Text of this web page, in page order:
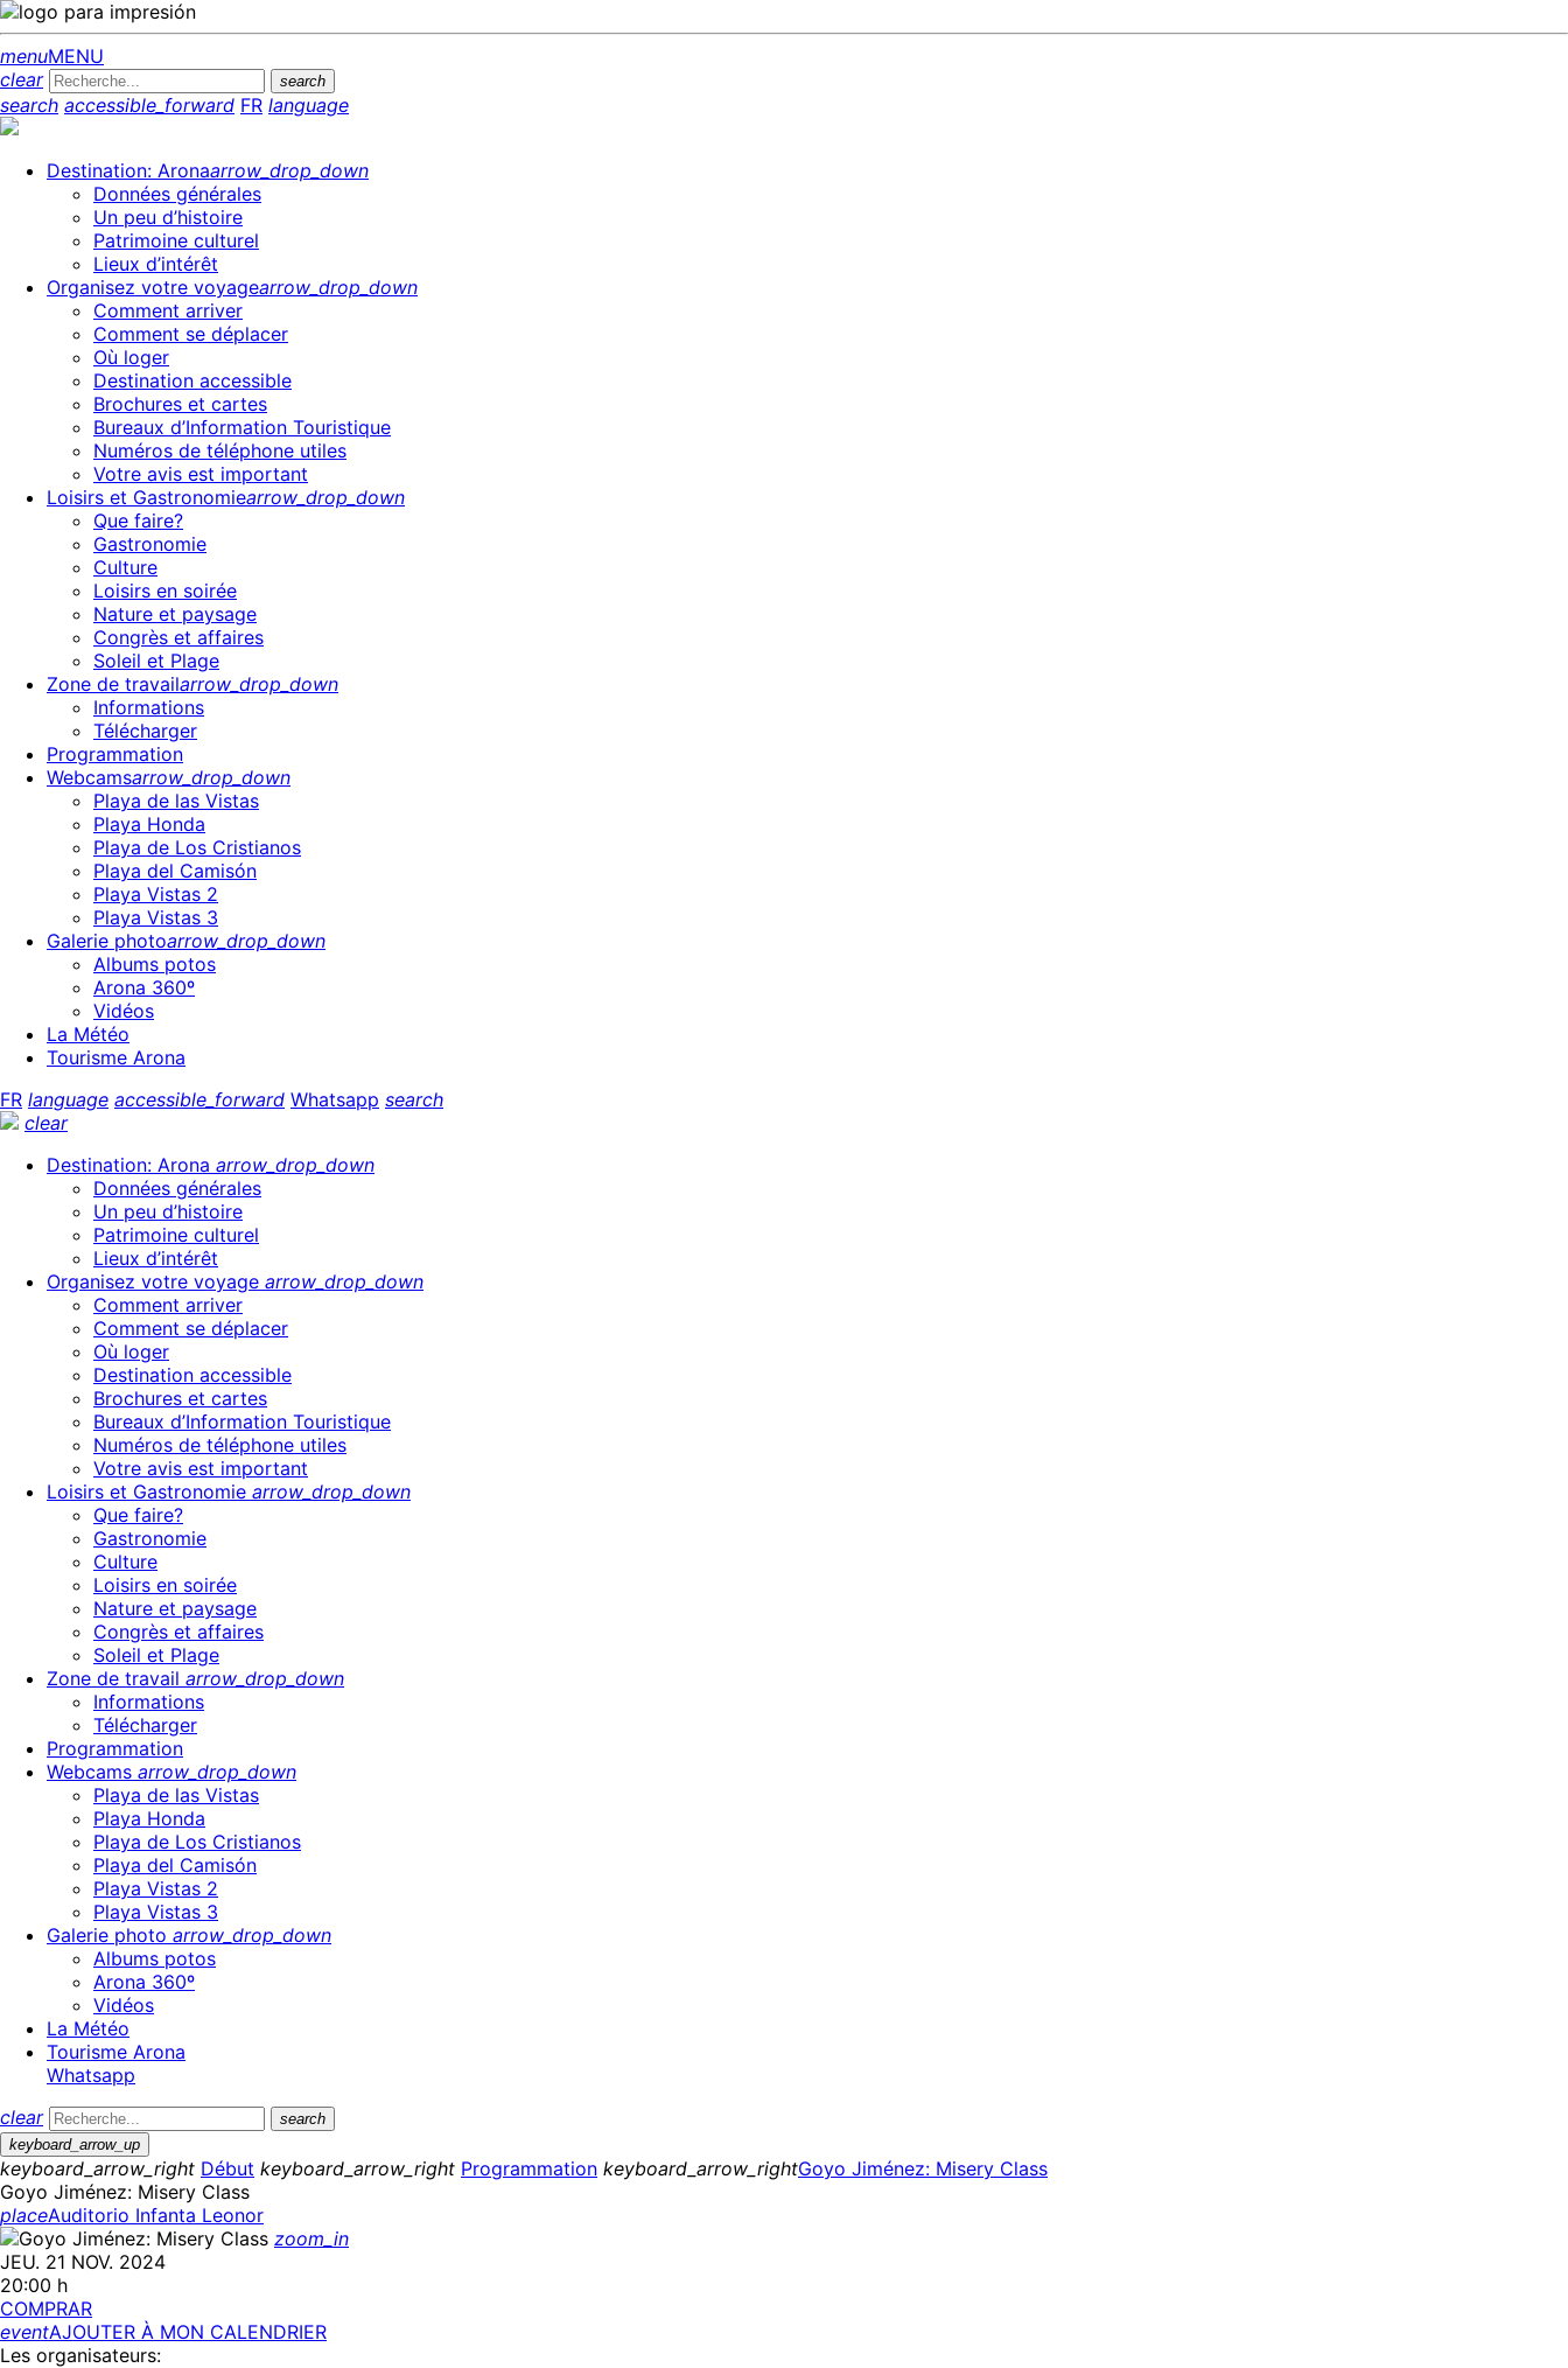
menuMENU
clear
search
search accessible_forward FR language
Destination: Aronaarrow_drop_down
Données générales
Un peu d’histoire
Patrimoine culturel
Lieux d’intérêt
Organisez votre voyagearrow_drop_down
Comment arriver
Comment se déplacer
Où loger
Destination accessible
Brochures et cartes
Bureaux d’Information Touristique
Numéros de téléphone utiles
Votre avis est important
Loisirs et Gastronomiearrow_drop_down
Que faire?
Gastronomie
Culture
Loisirs en soirée
Nature et paysage
Congrès et affaires
Soleil et Plage
Zone de travailarrow_drop_down
Informations
Télécharger
Programmation
Webcamsarrow_drop_down
Playa de las Vistas
Playa Honda
Playa de Los Cristianos
Playa del Camisón
Playa Vistas 2
Playa Vistas 3
Galerie photoarrow_drop_down
Albums potos
Arona 360º
Vidéos
La Météo
Tourisme Arona
FR language accessible_forward Whatsapp search
clear
Destination: Arona arrow_drop_down
Données générales
Un peu d’histoire
Patrimoine culturel
Lieux d’intérêt
Organisez votre voyage arrow_drop_down
Comment arriver
Comment se déplacer
Où loger
Destination accessible
Brochures et cartes
Bureaux d’Information Touristique
Numéros de téléphone utiles
Votre avis est important
Loisirs et Gastronomie arrow_drop_down
Que faire?
Gastronomie
Culture
Loisirs en soirée
Nature et paysage
Congrès et affaires
Soleil et Plage
Zone de travail arrow_drop_down
Informations
Télécharger
Programmation
Webcams arrow_drop_down
Playa de las Vistas
Playa Honda
Playa de Los Cristianos
Playa del Camisón
Playa Vistas 2
Playa Vistas 3
Galerie photo arrow_drop_down
Albums potos
Arona 360º
Vidéos
La Météo
Tourisme Arona
Whatsapp
clear
search
keyboard_arrow_up
keyboard_arrow_right Début keyboard_arrow_right Programmation keyboard_arrow_rightGoyo Jiménez: Misery Class
Goyo Jiménez: Misery Class
placeAuditorio Infanta Leonor
zoom_in
JEU. 21 NOV. 2024
20:00 h
COMPRAR
eventAJOUTER À MON CALENDRIER
Les organisateurs: